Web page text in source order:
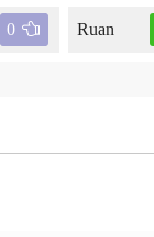
0 Ruan